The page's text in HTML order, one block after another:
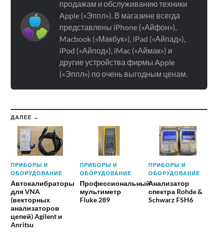
продажам и обслуживанию техники
Apple («Эппл»). В магазине всегда
представлены iPhone («Айфон»),
Macbook («Макбук»), iPad («Айпад»),
iPod («Айпод»), iMac («Аймак») и
другие устройства фирмы Apple
(«Эппл») по очень выгодным ценам.
ДАЛЕЕ →
ПРИБОРЫ И
ОБОРУДОВАНИЕ
Автокалибраторы
для VNA
(векторных
анализаторов
цепей) Agilent и
Anritsu
ПРИБОРЫ И
ОБОРУДОВАНИЕ
Профессиональный
мультиметр
Fluke 289
ПРИБОРЫ И
ОБОРУДОВАНИЕ
Анализатор
спектра Rohde &
Schwarz FSH6